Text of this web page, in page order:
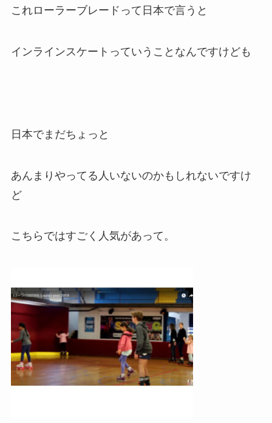
これローラーブレードって日本で言うと
インラインスケート っていうことなんですけども
日本でまだちょっと
あんまりやってる人いないのかもしれないですけ
ど
こちらではすごく人気があって。